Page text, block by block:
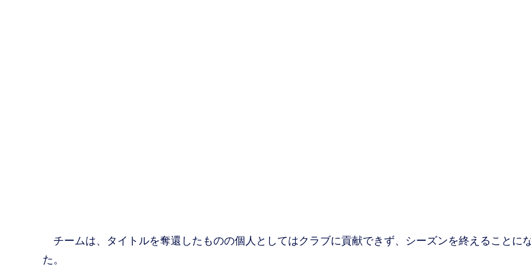
チームは、タイトルを奪還したものの個人としてはクラブに貢献できず、シーズンを終えることに
た。